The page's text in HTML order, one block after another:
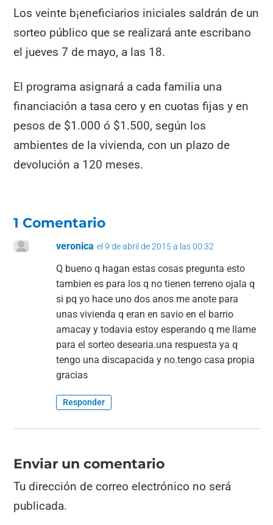
Los veinte b¡eneficiarios iniciales saldrán de un
sorteo público que se realizará ante escribano
el jueves 7 de mayo, a las 18.
El programa asignará a cada familia una
financiación a tasa cero y en cuotas fijas y en
pesos de $1.000 ó $1.500, según los
ambientes de la vivienda, con un plazo de
devolución a 120 meses.
1 Comentario
veronica el 9 de abril de 2015 a las 00:32
Q bueno q hagan estas cosas pregunta esto
tambien es para los q no tienen terreno ojala q
si pq yo hace uno dos anos me anote para
unas vivienda q eran en savio en el barrio
amacay y todavia estoy esperando q me llame
para el sorteo desearia.una respuesta ya q
tengo una discapacida y no.tengo casa propia
gracias
Responder
Enviar un comentario
Tu dirección de correo electrónico no será
publicada.